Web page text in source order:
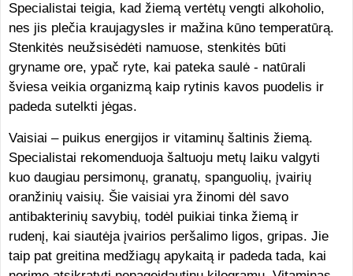
Specialistai teigia, kad žiemą vertėtų vengti alkoholio,
nes jis plečia kraujagysles ir mažina kūno temperatūrą.
Stenkitės neužsisėdėti namuose, stenkitės būti
gryname ore, ypač ryte, kai pateka saulė - natūrali
šviesa veikia organizmą kaip rytinis kavos puodelis ir
padeda sutelkti jėgas.
Vaisiai – puikus energijos ir vitaminų šaltinis žiemą.
Specialistai rekomenduoja šaltuoju metų laiku valgyti
kuo daugiau persimonų, granatų, spanguolių, įvairių
oranžinių vaisių. Šie vaisiai yra žinomi dėl savo
antibakterinių savybių, todėl puikiai tinka žiemą ir
rudenį, kai siautėja įvairios peršalimo ligos, gripas. Jie
taip pat greitina medžiagų apykaitą ir padeda tada, kai